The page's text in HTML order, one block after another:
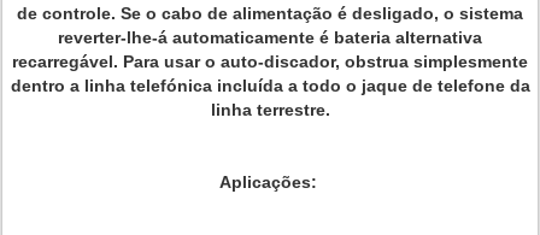
de controle. Se o cabo de alimentação é desligado, o sistema
reverter-lhe-á automaticamente é bateria alternativa
recarregável. Para usar o auto-discador, obstrua simplesmente
dentro a linha telefónica incluída a todo o jaque de telefone da
linha terrestre.
Aplicações: